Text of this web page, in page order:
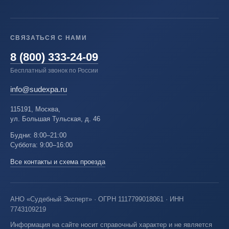
СВЯЗАТЬСЯ С НАМИ
8 (800) 333-24-09
Бесплатный звонок по России
info@sudexpa.ru
115191, Москва,
ул. Большая Тульская, д. 46
Будни: 8:00–21:00
Суббота: 9:00–16:00
Все контакты и схема проезда
АНО «Судебный Эксперт» · ОГРН 1117799018061 · ИНН
7743109219
Информация на сайте носит справочный характер и не является